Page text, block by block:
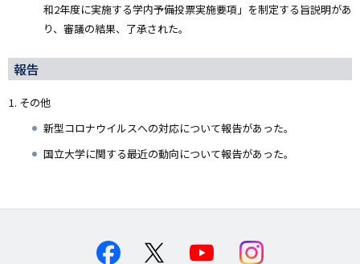
和2年度に実施する学内予備投票実施要項」を制定する旨説明があ
り、審議の結果、了承された。
報告
その他
新型コロナウイルスへの対応について報告があった。
国立大学に関する最近の動向について報告があった。